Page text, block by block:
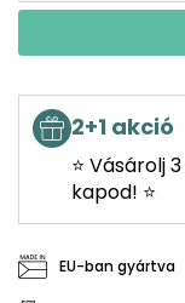
2+1 akció
⭐ Vásárolj
kapod! ⭐
EU-ban gyártva